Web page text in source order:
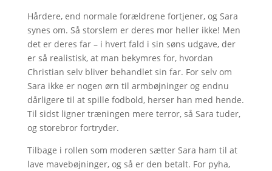
Hårdere, end normale forældrene fortjener, og Sara
synes om. Så storslem er deres mor heller ikke! Men
det er deres far – i hvert fald i sin søns udgave, der
er så realistisk, at man bekymres for, hvordan
Christian selv bliver behandlet sin far. For selv om
Sara ikke er nogen ørn til armbøjninger og endnu
dårligere til at spille fodbold, herser han med hende.
Til sidst ligner træningen mere terror, så Sara tuder,
og storebror fortryder.
Tilbage i rollen som moderen sætter Sara ham til at
lave mavebøjninger, og så er den betalt. For pyha,